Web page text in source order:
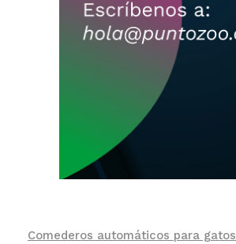
Comederos automáticos para gatos